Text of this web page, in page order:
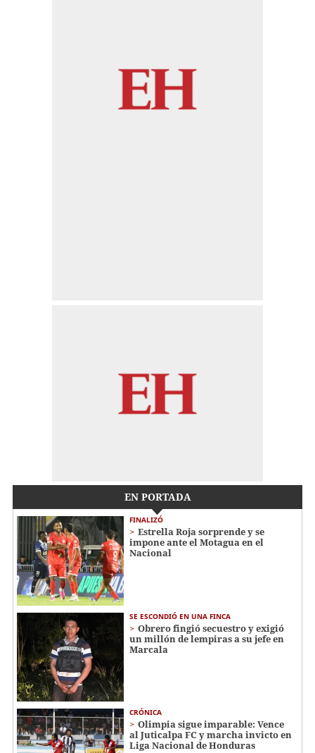
EN PORTADA
FINALIZÓ
Estrella Roja sorprende y se
impone ante el Motagua en el
Nacional
SE ESCONDIÓ EN UNA FINCA
Obrero fingió secuestro y exigió
un millón de lempiras a su jefe en
Marcala
CRÓNICA
Olimpia sigue imparable: Vence
al Juticalpa FC y marcha invicto en
Liga Nacional de Honduras